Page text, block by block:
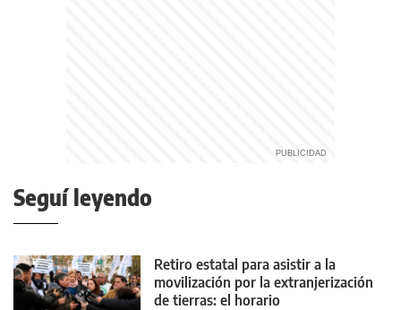
Seguí leyendo
Retiro estatal para asistir a la
movilización por la extranjerización
de tierras: el horario